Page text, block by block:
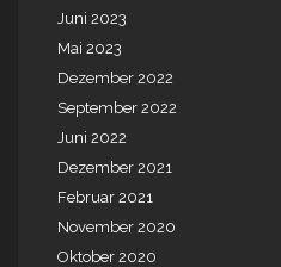
Juni 2023
Mai 2023
Dezember 2022
September 2022
Juni 2022
Dezember 2021
Februar 2021
November 2020
Oktober 2020